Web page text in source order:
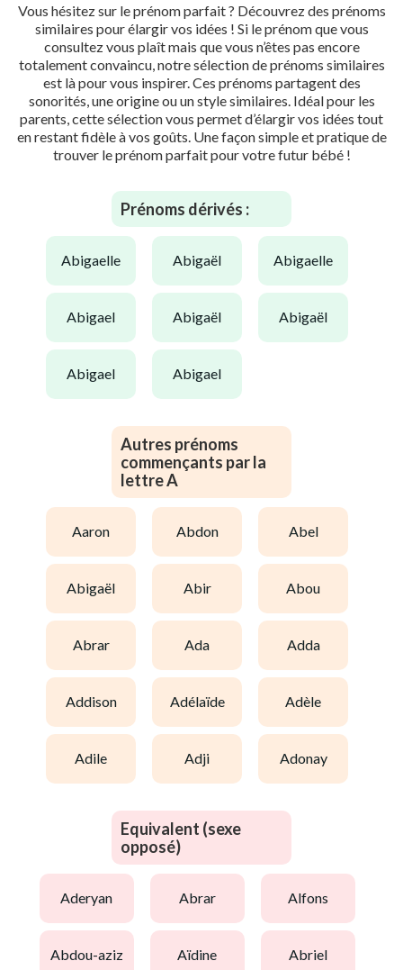
Vous hésitez sur le prénom parfait ? Découvrez des prénoms
similaires pour élargir vos idées ! Si le prénom que vous
consultez vous plaît mais que vous n’êtes pas encore
totalement convaincu, notre sélection de prénoms similaires
est là pour vous inspirer. Ces prénoms partagent des
sonorités, une origine ou un style similaires. Idéal pour les
parents, cette sélection vous permet d’élargir vos idées tout
en restant fidèle à vos goûts. Une façon simple et pratique de
trouver le prénom parfait pour votre futur bébé !
Prénoms dérivés :
abigaelle abigaël abigaelle
abigael abigaël abigaël
abigael abigael
Autres prénoms
commençants par la
lettre A
aaron abdon abel
abigaël abir abou
abrar ada adda
addison adélaïde adèle
adile adji adonay
Equivalent (sexe
opposé)
aderyan abrar alfons
abdou-aziz aïdine abriel